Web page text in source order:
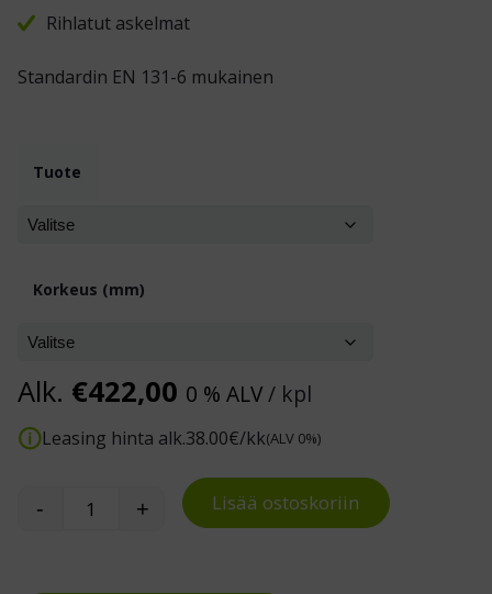
Rihlatut askelmat
Standardin EN 131-6 mukainen
Tuote
Korkeus (mm)
Alk. €422,00 0 % ALV/ kpl
Leasing hinta alk.38.00€/kk(ALV 0%)
Teleskooppitikkaat Compactstep määrä
- + Lisää ostoskoriin